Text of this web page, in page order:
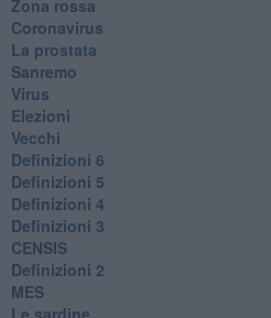
Zona rossa
Coronavirus
La prostata
Sanremo
Virus
Elezioni
Vecchi
Definizioni 6
Definizioni 5
Definizioni 4
Definizioni 3
CENSIS
​Definizioni 2
MES
Le sardine